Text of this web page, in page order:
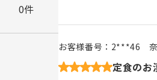
0件
お客様番号： 2***46
定食のお